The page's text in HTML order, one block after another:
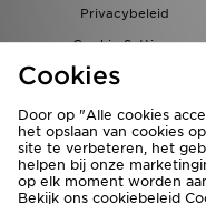
Privacybeleid
Cookie Settings
Bestellingen en Levering
Cookies
Door op "Alle cookies
het opslaan van cookies
site te verbeteren, het
helpen bij onze
op elk moment worden
Bekijk ons cookiebeleid